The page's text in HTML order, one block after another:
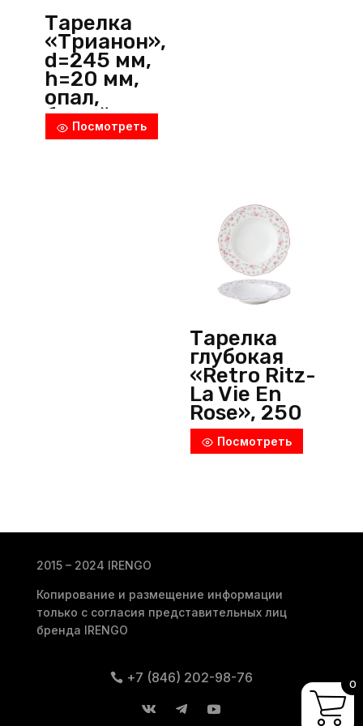
ProffСuisine
(Китай)
Тарелка
«Трианон»,
d=245 мм,
h=20 мм,
опал,
белый,
Arcoroc
Посмотреть
Тарелка
глубокая
«Retro Ritz-
La Vie En
Rose», 250
мл, d=230
мм,Посмотреть
2015 – 2024 IRENGO
Копирование и размещение информации
только с согласия представительных лиц
бренда IRENGO
+7 (846) 202-98-76 0